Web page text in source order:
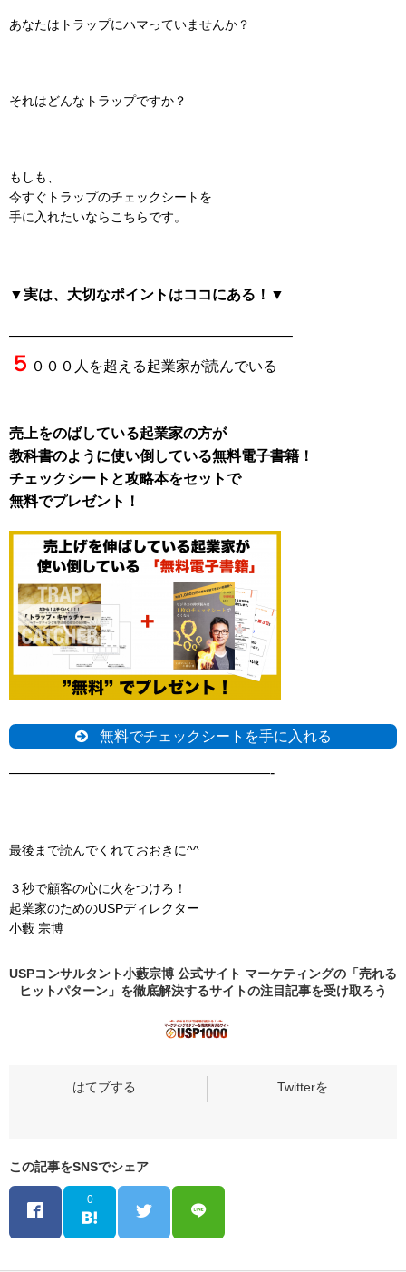
あなたはトラップにハマっていませんか？
それはどんなトラップですか？
もしも、
今すぐトラップのチェックシートを
手に入れたいならこちらです。
▼実は、大切なポイントはココにある！▼
———————————————————–
５ ０００人を超える起業家が読んでいる
売上をのばしている起業家の方が
教科書のように使い倒している無料電子書籍！
チェックシートと攻略本をセットで
無料でプレゼント！
無料でチェックシートを手に入れる
——————————————————-
最後まで読んでくれておおきに^^
３秒で顧客の心に火をつけろ！
起業家のためのUSPディレクター
小藪 宗博
USPコンサルタント小藪宗博 公式サイト マーケティングの「売れる
ヒットパターン」を徹底解決するサイトの注目記事を受け取ろう
この記事をSNSでシェア
0